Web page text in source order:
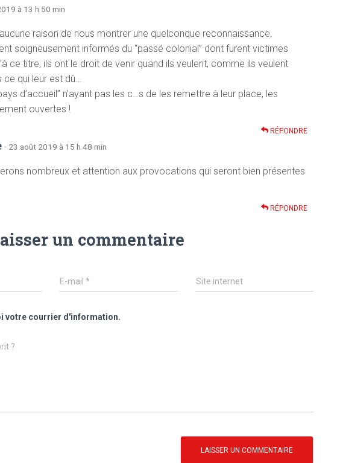
à 13 h 50 min
aucune raison de nous montrer une quelconque reconnaissance.
soigneusement informés du “passé colonial” dont furent victimes
ce titre, ils ont le droit de venir quand ils veulent, comme ils veulent
ce qui leur est dû…
d’accueil” n’ayant pas les c…s de les remettre à leur place, les
ouvertes !
RÉPONDRE
· 23 août 2019 à 15 h 48 min
nombreux et attention aux provocations qui seront bien présentes
RÉPONDRE
un commentaire
E-mail* Site internet
votre courrier d'information.
?